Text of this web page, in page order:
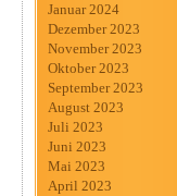
Januar 2024
Dezember 2023
November 2023
Oktober 2023
September 2023
August 2023
Juli 2023
Juni 2023
Mai 2023
April 2023